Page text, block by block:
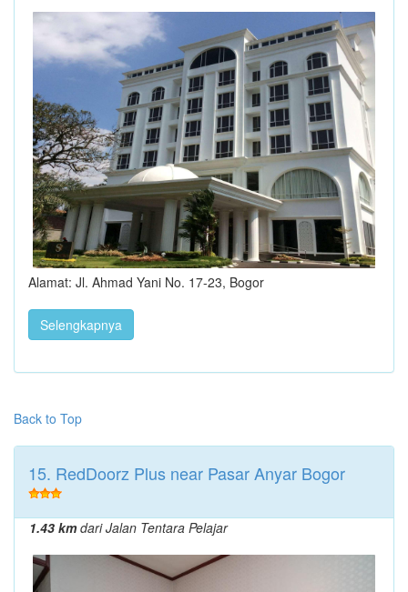
Alamat: Jl. Ahmad Yani No. 17-23, Bogor
Selengkapnya
Back to Top
15. RedDoorz Plus near Pasar Anyar Bogor
1.43 kmdari Jalan Tentara Pelajar